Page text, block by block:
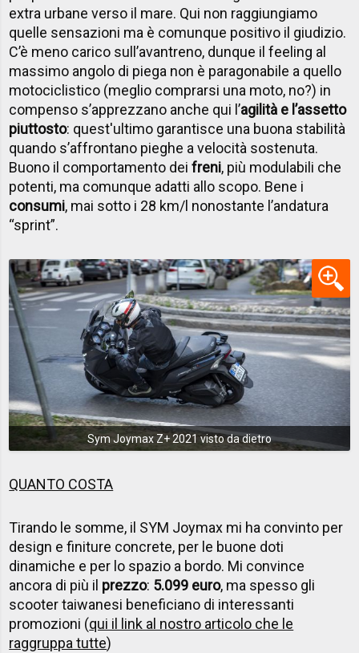
extra urbane verso il mare. Qui non raggiungiamo
quelle sensazioni ma è comunque positivo il giudizio.
C’è meno carico sull’avantreno, dunque il feeling al
massimo angolo di piega non è paragonabile a quello
motociclistico (meglio comprarsi una moto, no?) in
compenso s’apprezzano anche qui l’agilità e l’assetto
piuttosto: quest'ultimo garantisce una buona stabilità
quando s’affrontano pieghe a velocità sostenuta.
Buono il comportamento deifreni, più modulabili che
potenti, ma comunque adatti allo scopo. Bene i
consumi, mai sotto i 28 km/l nonostante l’andatura
“sprint”.
Sym Joymax Z+ 2021 visto da dietro
QUANTO COSTA
Tirando le somme, il SYM Joymax mi ha convinto per
design e finiture concrete, per le buone doti
dinamiche e per lo spazio a bordo. Mi convince
ancora di più il prezzo: 5.099 euro, ma spesso gli
scooter taiwanesi beneficiano di interessanti
promozioni (qui il link al nostro articolo che le
raggruppa tutte)